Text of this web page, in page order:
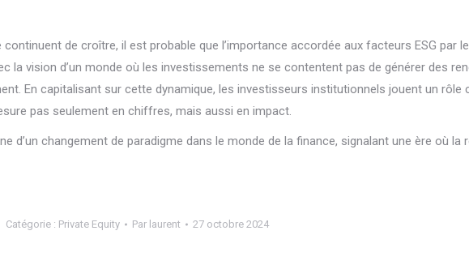
de croître, il est probable que l’importance accordée aux facteurs ESG par
la vision d’un monde où les investissements ne se contentent pas de générer des
En capitalisant sur cette dynamique, les investisseurs institutionnels jouent un rôle
pas seulement en chiffres, mais aussi en impact.
d’un changement de paradigme dans le monde de la finance, signalant une ère où la
Catégorie : Private Equity Par laurent 27 octobre 2024